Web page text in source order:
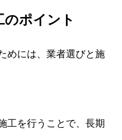
のポイント
めには、業者選びと施
工を行うことで、長期